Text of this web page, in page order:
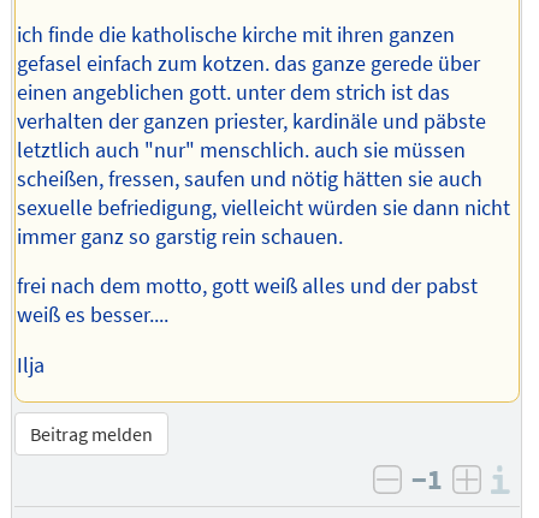
ich finde die katholische kirche mit ihren ganzen
gefasel einfach zum kotzen. das ganze gerede über
einen angeblichen gott. unter dem strich ist das
verhalten der ganzen priester, kardinäle und päbste
letztlich auch "nur" menschlich. auch sie müssen
scheißen, fressen, saufen und nötig hätten sie auch
sexuelle befriedigung, vielleicht würden sie dann nicht
immer ganz so garstig rein schauen.
frei nach dem motto, gott weiß alles und der pabst
weiß es besser....
Ilja
Beitrag melden
negativ
−1